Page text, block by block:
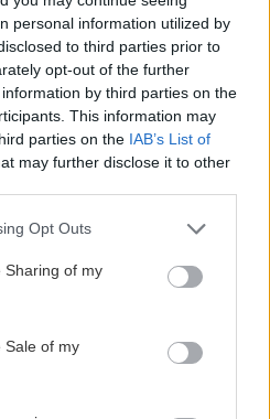
personal information utilized by
to third parties prior to
opt-out of the further
by third parties on the
This information may
parties on the IAB’s List of
may further disclose it to other
app uses one or more Google
behaviour. You may click to
and its third-party tags to
purposes in below Google
Opt Outs
Sharing of my
Sale of my
vašu záhradu
Júlový reštart uhoriek
kvitnutia?